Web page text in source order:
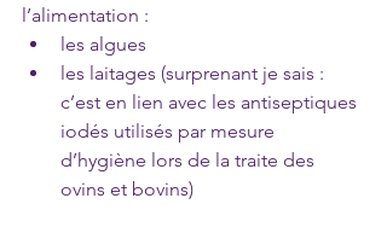
l’alimentation :
les algues
les laitages (surprenant je sais :
c’est en lien avec les antiseptiques
iodés utilisés par mesure
d’hygiène lors de la traite des
ovins et bovins)